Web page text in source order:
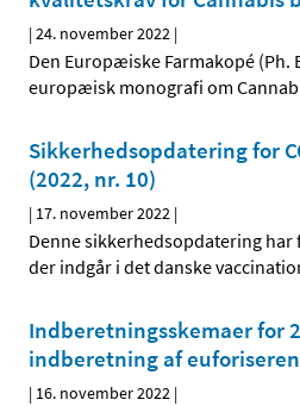
|24. november 2022 |
Den Europæiske Farmakopé (Ph.
europæisk monografi om
Sikkerhedsopdatering for
(2022, nr. 10)
| 17. november 2022 |
Denne sikkerhedsopdatering har
der indgår i det danske
Indberetningsskemaer for
indberetning af
| 16. november 2022 |